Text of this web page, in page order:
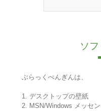
ソ
ぶらっくぺんぎんは、
1. デスクトップの壁紙
2. MSN/Windows メッセ